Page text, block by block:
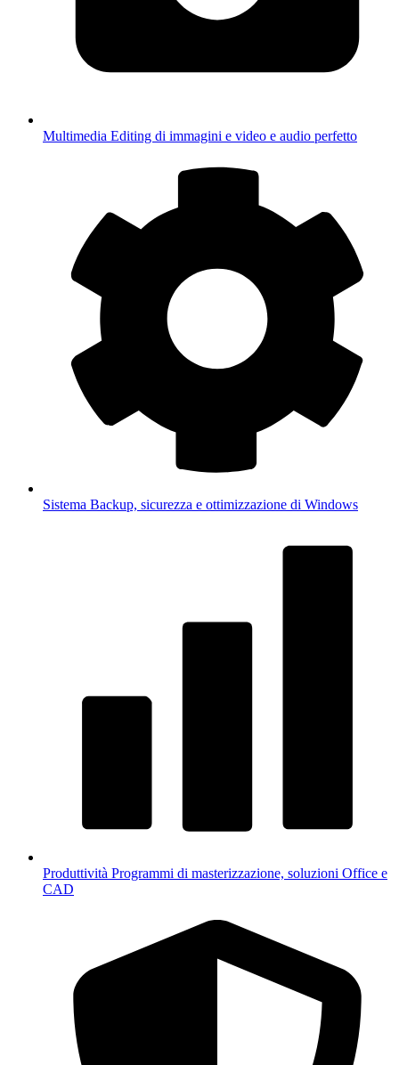
Multimedia Editing di immagini e video e audio perfetto
Sistema Backup, sicurezza e ottimizzazione di Windows
Produttività Programmi di masterizzazione, soluzioni Office e
CAD